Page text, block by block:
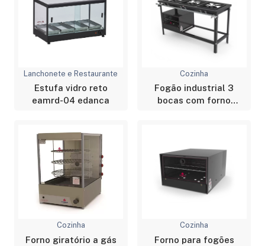
Lanchonete e Restaurante
Estufa vidro reto
eamrd-04 edanca
Cozinha
Fogão industrial 3
bocas com forno
Cozinha
Forno giratório a gás
Cozinha
Forno para fogões